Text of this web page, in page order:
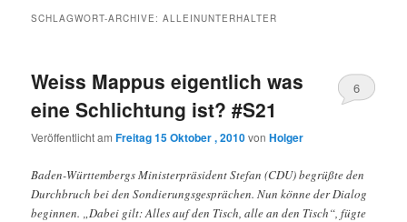
SCHLAGWORT-ARCHIVE:ALLEINUNTERHALTER
Weiss Mappus eigentlich was
eine Schlichtung ist? #S21
Veröffentlicht amFreitag 15 Oktober , 2010vonHolger
6
Baden-Württembergs Ministerpräsident Stefan (CDU) begrüßte den
Durchbruch bei den Sondierungsgesprächen. Nun könne der Dialog
beginnen. „Dabei gilt: Alles auf den Tisch, alle an den Tisch“, fügte